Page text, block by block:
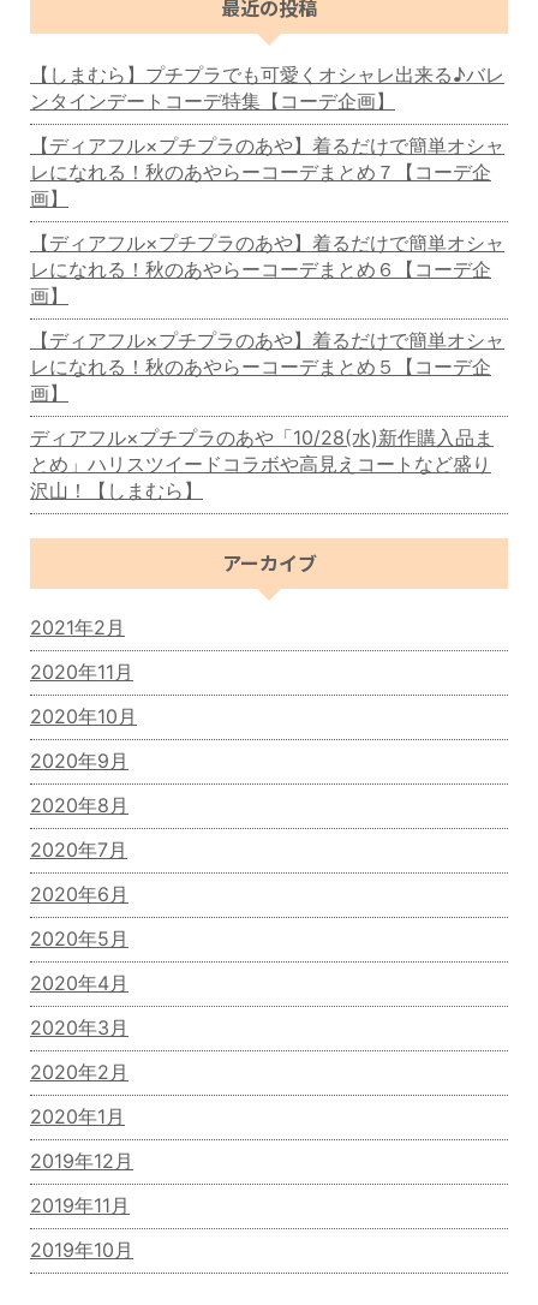
最近の投稿
【しまむら】プチプラでも可愛くオシャレ出来る♪バレ
ンタインデートコーデ特集【コーデ企画】
【ディアフル×プチプラのあや】着るだけで簡単オシャ
レになれる！秋のあやらーコーデまとめ７【コーデ企
画】
【ディアフル×プチプラのあや】着るだけで簡単オシャ
レになれる！秋のあやらーコーデまとめ６【コーデ企
画】
【ディアフル×プチプラのあや】着るだけで簡単オシャ
レになれる！秋のあやらーコーデまとめ５【コーデ企
画】
ディアフル×プチプラのあや「10/28(水)新作購入品ま
とめ」ハリスツイードコラボや高見えコートなど盛り
沢山！【しまむら】
アーカイブ
2021年2月
2020年11月
2020年10月
2020年9月
2020年8月
2020年7月
2020年6月
2020年5月
2020年4月
2020年3月
2020年2月
2020年1月
2019年12月
2019年11月
2019年10月